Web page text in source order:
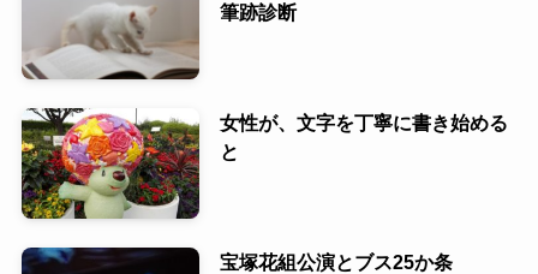
筆跡診断
女性が、文字を丁寧に書き始める
と
宝塚花組公演とブス25か条